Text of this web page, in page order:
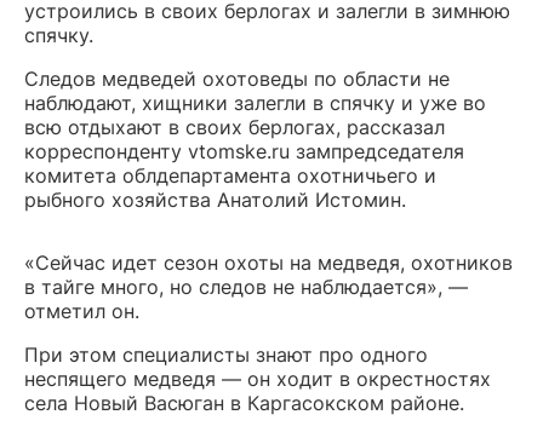
устроились в своих берлогах и залегли в зимнюю
спячку.
Следов медведей охотоведы по области не
наблюдают, хищники залегли в спячку и уже во
всю отдыхают в своих берлогах, рассказал
корреспонденту vtomske.ru зампредседателя
комитета облдепартамента охотничьего и
рыбного хозяйства Анатолий Истомин.
«Сейчас идет сезон охоты на медведя, охотников
в тайге много, но следов не наблюдается», —
отметил он.
При этом специалисты знают про одного
неспящего медведя — он ходит в окрестностях
села Новый Васюган в Каргасокском районе.